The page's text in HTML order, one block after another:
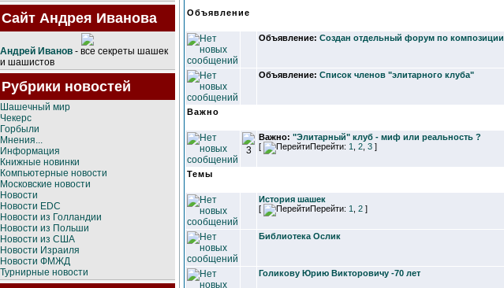
Сайт Андрея Иванова
Андрей Иванов - все секреты шашек
и шашистов
Рубрики новостей
Шашечный мир
Чекерс
Горбыли
Мнения...
Информация
Книжные новинки
Компьютерные новости
Московские новости
Новости
Новости EDC
Новости из Голландии
Новости из Польши
Новости из США
Новости Израиля
Новости ФМЖД
Турнирные новости
Объявление
Объявление: Создан отдельный форум по композиции
Объявление: Список членов "элитарного клуба"
Важно
Важно: "Элитарный" клуб - миф или реальность ?
[
Перейти: 1 2 3 ]
Темы
История шашек
[
Перейти: 1 2 ]
Библиотека Ослик
Голикову Юрию Викторовичу -70 лет